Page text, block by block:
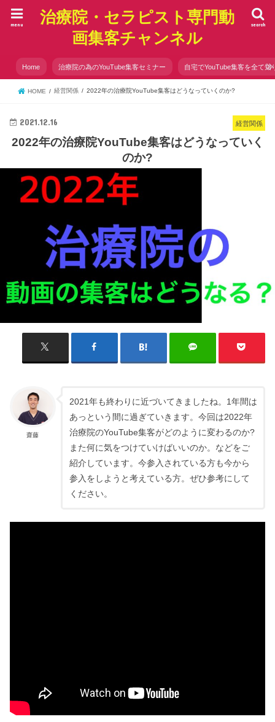
治療院・セラピスト専門動
画集客チャンネル
search
menu
Home 治療院の為のYouTube集客セミナー 自宅でYouTube集客を全て知
HOME 経営関係 2022年の治療院YouTube集客はどうなっていくのか?
経営関係
2021.12.16
2022年の治療院YouTube集客はどうなっていく
のか?
齋藤
2021年も終わりに近づいてきましたね。1年間は
あっという間に過ぎていきます。今回は2022年
治療院のYouTube集客がどのように変わるのか?
また何に気をつけていけばいいのか。などをご
紹介しています。今参入されている方も今から
参入をしようと考えている方。ぜひ参考にして
ください。